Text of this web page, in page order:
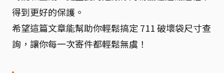
得到更好的保護。
希望這篇文章能幫助你輕鬆搞定 711 破壞袋尺寸查
詢，讓你每一次寄件都輕鬆無虞！